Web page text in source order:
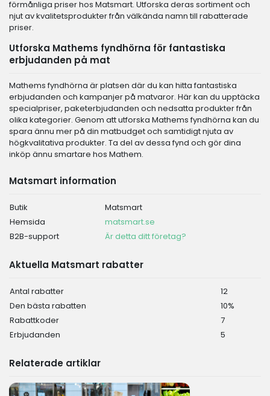
förmånliga priser hos Matsmart. Utforska deras sortiment och
njut av kvalitetsprodukter från välkända namn till rabatterade
priser.
Utforska Mathems fyndhörna för fantastiska
erbjudanden på mat
Mathems fyndhörna är platsen där du kan hitta fantastiska
erbjudanden och kampanjer på matvaror. Här kan du upptäcka
specialpriser, paketerbjudanden och nedsatta produkter från
olika kategorier. Genom att utforska Mathems fyndhörna kan du
spara ännu mer på din matbudget och samtidigt njuta av
högkvalitativa produkter. Ta del av dessa fynd och gör dina
inköp ännu smartare hos Mathem.
Matsmart information
Butik
Matsmart
Hemsida
matsmart.se
B2B-support
Är detta ditt företag?
Aktuella Matsmart rabatter
Antal rabatter
12
Den bästa rabatten
10%
Rabattkoder
7
Erbjudanden
5
Relaterade artiklar